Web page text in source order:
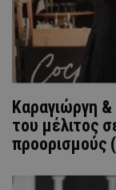
Καραγιώργη &
του μέλιτος
προορισμούς